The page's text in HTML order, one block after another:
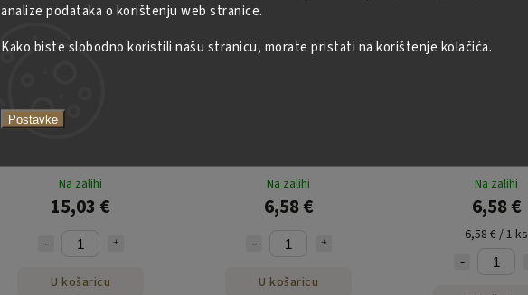
analize podataka o korištenju web stranice.
Kako biste slobodno koristili našu stranicu, morate pristati na korištenje kolačića.
Postavke
iz NEJKAFE-a
Na zalihi
15,03 €
U košaricu
Na zalihi
6,58 €
U košaricu
Na zalihi
6,58 €
6,58 € / 1 ks